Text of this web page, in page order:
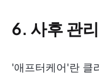
6. 사후 관리
'애프터케어'란 클